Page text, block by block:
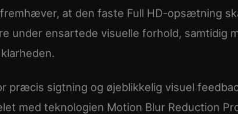
at den faste Full HD-opsætning
under ensartede visuelle forhold, samtidig
sigtning og øjeblikkelig visuel
med teknologien Motion Blur Reduction